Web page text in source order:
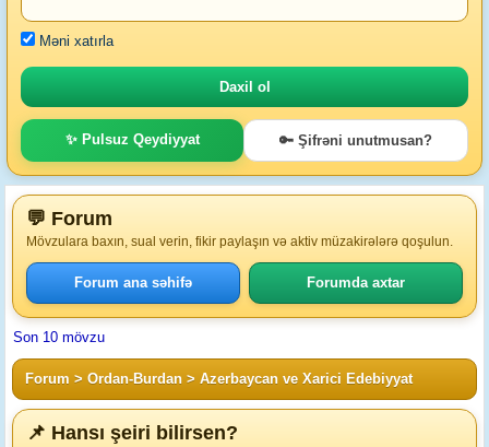
Məni xatırla
✨ Pulsuz Qeydiyyat 🔑 Şifrəni unutmusan?
💬 Forum
Mövzulara baxın, sual verin, fikir paylaşın və aktiv müzakirələrə qoşulun.
Forum ana səhifə Forumda axtar
Son 10 mövzu
Forum > Ordan-Burdan > Azerbaycan ve Xarici Edebiyyat
📌 Hansı şeiri bilirsen?